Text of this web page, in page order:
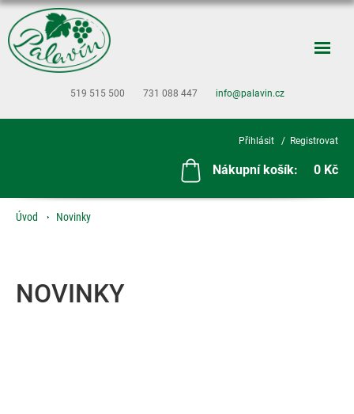
519 515 500 731 088 447 info@palavin.cz
Přihlásit Registrovat
Nákupní košík: 0 Kč
Úvod Novinky
NOVINKY